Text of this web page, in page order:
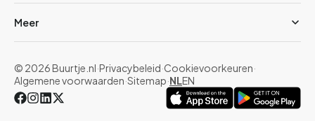
Meer
© 2026 Buurtje.nl·Privacybeleid·Cookievoorkeuren·
Algemene voorwaarden·Sitemap·NLEN